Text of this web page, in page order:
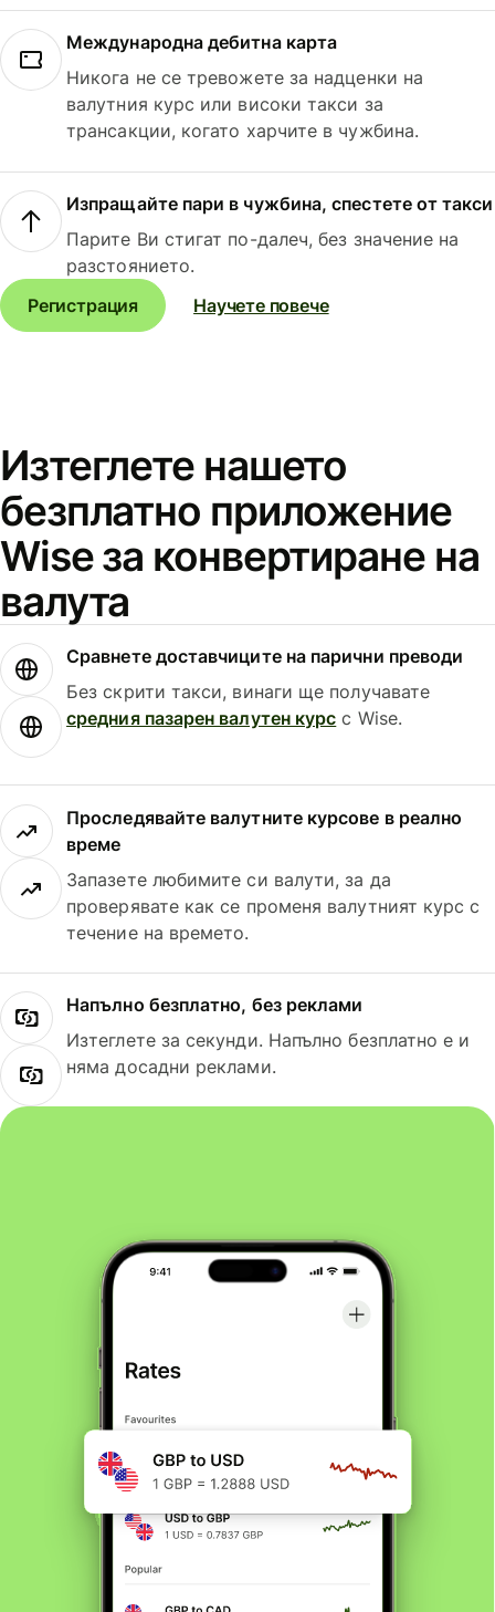
Международна дебитна карта
Никога не се тревожете за надценки на
валутния курс или високи такси за
трансакции, когато харчите в чужбина.
Изпращайте пари в чужбина, спестете от такси
Парите Ви стигат по-далеч, без значение на
разстоянието.
Регистрация
Научете повече
Изтеглете нашето
безплатно приложение
Wise за конвертиране на
валута
Сравнете доставчиците на парични преводи
Без скрити такси, винаги ще получавате
средния пазарен валутен курс с Wise.
Проследявайте валутните курсове в реално
време
Запазете любимите си валути, за да
проверявате как се променя валутният курс с
течение на времето.
Напълно безплатно, без реклами
Изтеглете за секунди. Напълно безплатно е и
няма досадни реклами.